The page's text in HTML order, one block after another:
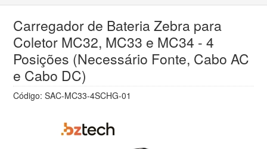
Carregador de Bateria Zebra para
Coletor MC32, MC33 e MC34 - 4
Posições (Necessário Fonte, Cabo AC
e Cabo DC)
Código: SAC-MC33-4SCHG-01